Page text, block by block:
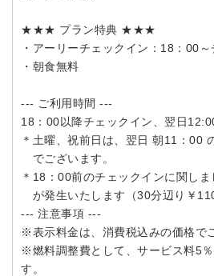
★★★ プラン特典 ★★★
・アーリーチェックイン：18：00
・朝食無料
--- ご利用時間 ---
18：00以降チェックイン、翌日
＊土曜、祝前日は、翌日 朝11：00
でございます。
＊18：00前のチェックインに関し
が発生いたします（30分辺り￥
--- 注意事項 ---
※表示料金は、消費税込みの価格で
※燃料調整費として、サービス料5
す。